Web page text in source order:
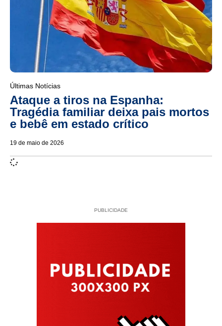
Últimas Notícias
Ataque a tiros na Espanha:
Tragédia familiar deixa pais mortos
e bebê em estado crítico
19 de maio de 2026
PUBLICIDADE